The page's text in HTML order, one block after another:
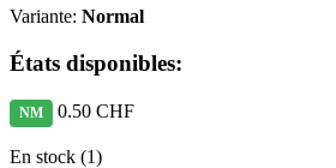
Variante: Normal
États disponibles:
NM 0.50 CHF
En stock (1)